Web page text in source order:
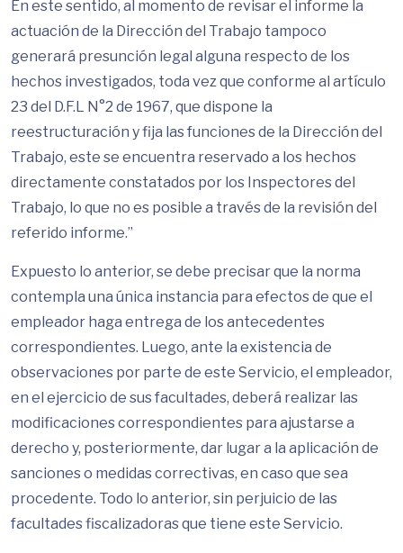
En este sentido, al momento de revisar el informe la
actuación de la Dirección del Trabajo tampoco
generará presunción legal alguna respecto de los
hechos investigados, toda vez que conforme al artículo
23 del D.F.L N°2 de 1967, que dispone la
reestructuración y fija las funciones de la Dirección del
Trabajo, este se encuentra reservado a los hechos
directamente constatados por los Inspectores del
Trabajo, lo que no es posible a través de la revisión del
referido informe.”
Expuesto lo anterior, se debe precisar que la norma
contempla una única instancia para efectos de que el
empleador haga entrega de los antecedentes
correspondientes. Luego, ante la existencia de
observaciones por parte de este Servicio, el empleador,
en el ejercicio de sus facultades, deberá realizar las
modificaciones correspondientes para ajustarse a
derecho y, posteriormente, dar lugar a la aplicación de
sanciones o medidas correctivas, en caso que sea
procedente. Todo lo anterior, sin perjuicio de las
facultades fiscalizadoras que tiene este Servicio.